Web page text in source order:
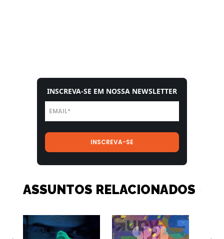
INSCREVA-SE EM NOSSA NEWSLETTER
ASSUNTOS RELACIONADOS